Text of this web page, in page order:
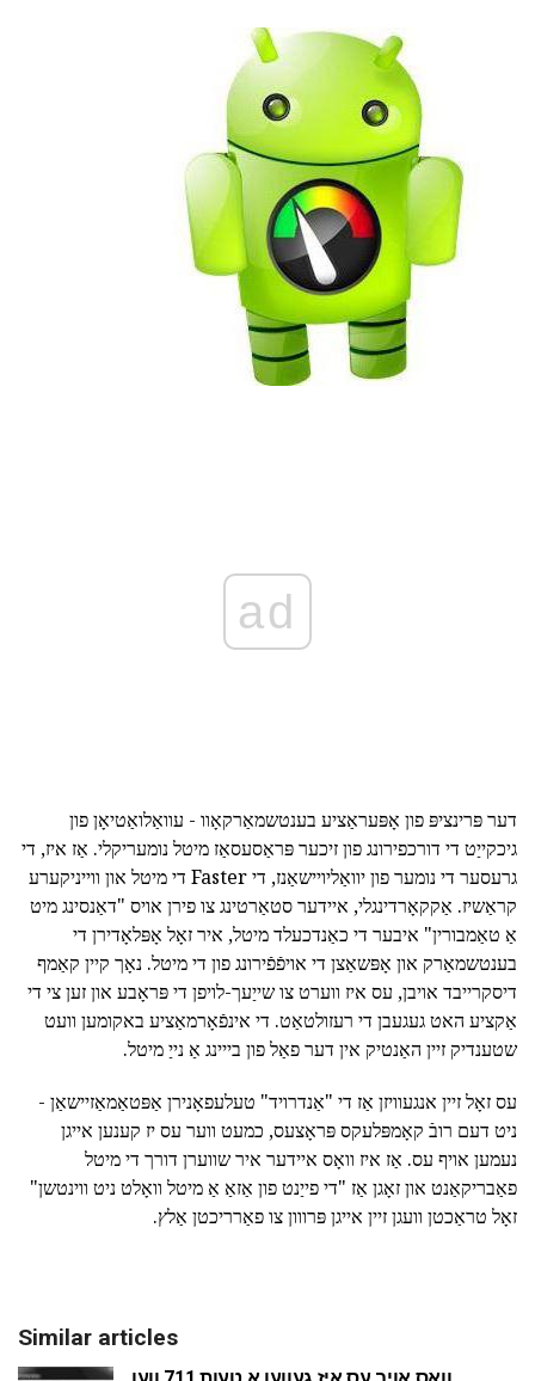
ad
דער פּרינציפּ פון אָפּעראַציע בענטשמאַרקאָוו - עוואַלואַטיאָן פון
גיכקייַט די דורכפירונג פון זיכער פּראַסעסאַז מיטל נומעריקלי. אַז איז, די
גרעסער די נומער פון יוואַליויישאַנז, די Faster די מיטל און ווייניקערע
קראַשיז. אַקקאָרדינגלי, איידער סטאַרטינג צו פירן אויס "דאַנסינג מיט
אַ טאַמבורין" איבער די כאַנדכעלד מיטל, איר זאָל אָפּלאָדירן די
בענטשמאַרק און אָפּשאַצן די אויפֿפֿירונג פון די מיטל. נאָך קיין קאַמף
דיסקרייבד אויבן, עס איז ווערט צו שייַעך-לויפן די פּראָבע און זען צי די
אַקציע האט געגעבן די רעזולטאַט. די אינפֿאָרמאַציע באקומען וועט
שטענדיק זיין האַנטיק אין דער פאַל פון בייינג אַ נייַ מיטל.
עס זאָל זיין אנגעוויזן אַז די "אַנדרויד" טעלעפאָנירן אַפּטאַמאַזיישאַן -
ניט דעם רובֿ קאָמפּלעקס פּראָצעס, כמעט ווער עס יז קענען אייגן
נעמען אויף עס. אַז איז וואָס איידער איר שווערן דורך די מיטל
פאַבריקאַנט און זאָגן אַז "די פייַנט פון אַזאַ אַ מיטל וואָלט ניט ווינטשן"
זאָל טראַכטן וועגן זיין אייגן פּרווון צו פאַרריכטן אַלץ.
Similar articles